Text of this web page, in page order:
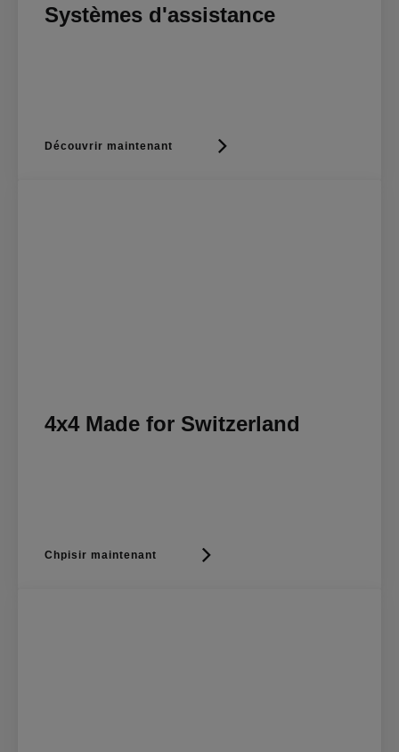
Systèmes d'assistance
Découvrir maintenant
4x4 Made for Switzerland
Chpisir maintenant